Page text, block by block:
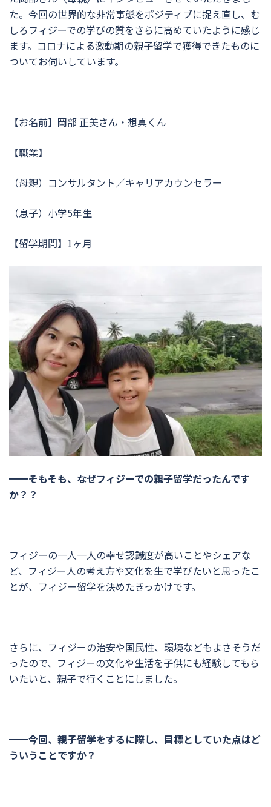
た。今回の世界的な非常事態をポジティブに捉え直し、む
しろフィジーでの学びの質をさらに高めていたように感じ
ます。コロナによる激動期の親子留学で獲得できたものに
ついてお伺いしています。
【お名前】岡部 正美さん・想真くん
【職業】
（母親）コンサルタント／キャリアカウンセラー
（息子）小学5年生
【留学期間】1ヶ月
━━そもそも、なぜフィジーでの親子留学だったんです
か？？
フィジーの一人一人の幸せ認識度が高いことやシェアな
ど、フィジー人の考え方や文化を生で学びたいと思ったこ
とが、フィジー留学を決めたきっかけです。
さらに、フィジーの治安や国民性、環境などもよさそうだ
ったので、フィジーの文化や生活を子供にも経験してもら
いたいと、親子で行くことにしました。
━━今回、親子留学をするに際し、目標としていた点はど
ういうことですか？